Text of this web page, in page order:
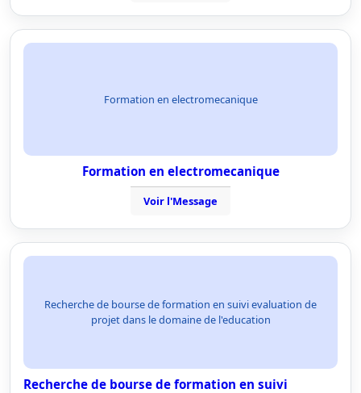
Formation en electromecanique
Formation en electromecanique
Voir l'Message
Recherche de bourse de formation en suivi evaluation de
projet dans le domaine de l'education
Recherche de bourse de formation en suivi